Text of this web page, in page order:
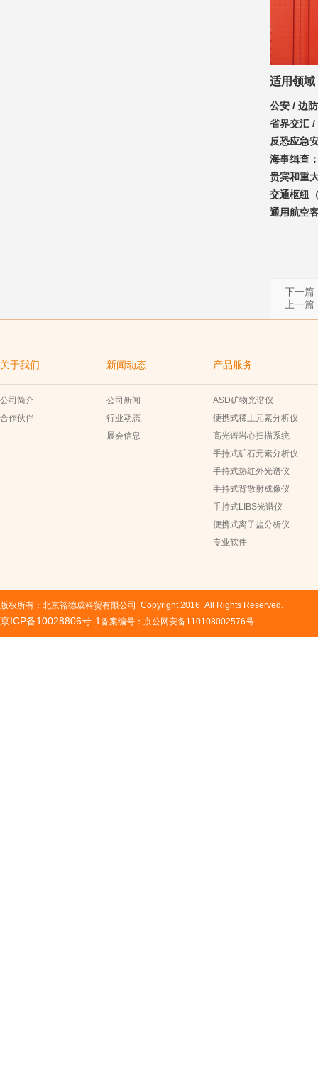
适用领域
公安 / 边
省界交汇 /
反恐应急
海事缉查
贵宾和重
交通枢纽
通用航空
下一篇
上一篇
关于我们
公司简介
合作伙伴
新闻动态
公司新闻
行业动态
展会信息
产品服务
ASD矿物光谱仪
便携式稀土元素分析仪
高光谱岩心扫描系统
手持式矿石元素分析仪
手持式热红外光谱仪
手持式背散射成像仪
手持式LIBS光谱仪
便携式离子盐分析仪
专业软件
版权所有：北京裕德成科贸有限公司 Copyright 2016 All Rights Reserved.
京ICP备10028806号-1 备案编号：京公网安备110108002576号